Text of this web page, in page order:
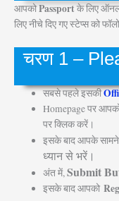
आपकोPassportके लिए
लिए नीचे दिए गए स्टेप्स को
चरण 1 –
सबसे पहले इसकी
Homepage पर
पर क्लिक करें।
इसके बाद आपके
ध्यान से भरें।
अंत में,Submit
इसके बाद आपको